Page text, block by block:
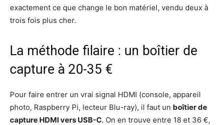
exactement ce que change le bon matériel, vendu deux à
trois fois plus cher.
La méthode filaire : un boîtier de
capture à 20-35 €
Pour faire entrer un vrai signal HDMI (console, appareil
photo, Raspberry Pi, lecteur Blu-ray), il faut un boîtier de
capture HDMI vers USB-C. On en trouve entre 18 et 36 €,